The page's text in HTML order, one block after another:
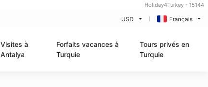
Holiday4Turkey - 15144
USD Français
Visites à
Antalya
Forfaits vacances à
Turquie
Tours privés en
Turquie